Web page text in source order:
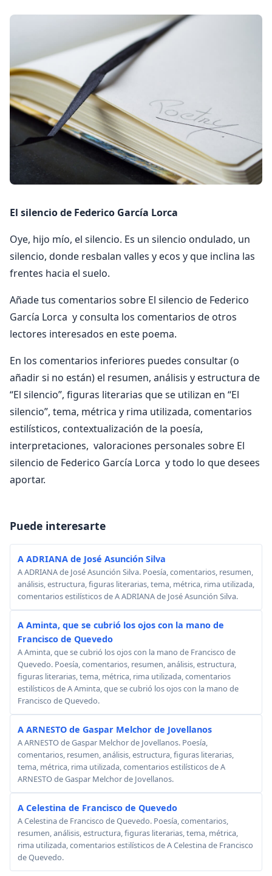
El silencio de Federico García Lorca
Oye, hijo mío, el silencio. Es un silencio ondulado, un
silencio, donde resbalan valles y ecos y que inclina las
frentes hacia el suelo.
Añade tus comentarios sobre El silencio de Federico
García Lorca y consulta los comentarios de otros
lectores interesados en este poema.
En los comentarios inferiores puedes consultar (o
añadir si no están) el resumen, análisis y estructura de
“El silencio”, figuras literarias que se utilizan en “El
silencio”, tema, métrica y rima utilizada, comentarios
estilísticos, contextualización de la poesía,
interpretaciones, valoraciones personales sobre El
silencio de Federico García Lorca y todo lo que desees
aportar.
Puede interesarte
A ADRIANA de José Asunción Silva
A ADRIANA de José Asunción Silva. Poesía, comentarios, resumen,
análisis, estructura, figuras literarias, tema, métrica, rima utilizada,
comentarios estilísticos de A ADRIANA de José Asunción Silva.
A Aminta, que se cubrió los ojos con la mano de
Francisco de Quevedo
A Aminta, que se cubrió los ojos con la mano de Francisco de
Quevedo. Poesía, comentarios, resumen, análisis, estructura,
figuras literarias, tema, métrica, rima utilizada, comentarios
estilísticos de A Aminta, que se cubrió los ojos con la mano de
Francisco de Quevedo.
A ARNESTO de Gaspar Melchor de Jovellanos
A ARNESTO de Gaspar Melchor de Jovellanos. Poesía,
comentarios, resumen, análisis, estructura, figuras literarias,
tema, métrica, rima utilizada, comentarios estilísticos de A
ARNESTO de Gaspar Melchor de Jovellanos.
A Celestina de Francisco de Quevedo
A Celestina de Francisco de Quevedo. Poesía, comentarios,
resumen, análisis, estructura, figuras literarias, tema, métrica,
rima utilizada, comentarios estilísticos de A Celestina de Francisco
de Quevedo.